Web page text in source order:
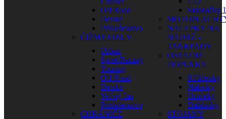
Off Road
Detské
Príslušenstvo
ČIŽMY/OBUV
Urban
Sport/Racing
Touring
Off Road
Detské
Voľný čas
Príslušenstvo
CHRÁNIČE
Skladačky
NÁLEPKY NA
NÁDRŽ –
TANKPADY
OSTATNÉ
DOPLNKY
Kľúčenky
Nálepky
Hrnčeky
Dáždniky
STOJANY